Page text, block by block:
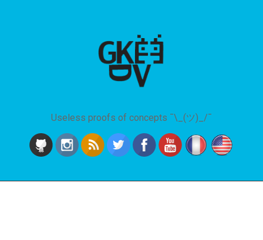
Useless proofs of concepts ¯\_(ツ)_/¯